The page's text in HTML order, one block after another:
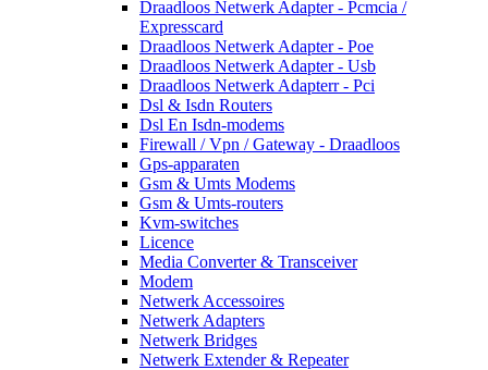
Draadloos Netwerk Adapter - Pcmcia /
Expresscard
Draadloos Netwerk Adapter - Poe
Draadloos Netwerk Adapter - Usb
Draadloos Netwerk Adapterr - Pci
Dsl & Isdn Routers
Dsl En Isdn-modems
Firewall / Vpn / Gateway - Draadloos
Gps-apparaten
Gsm & Umts Modems
Gsm & Umts-routers
Kvm-switches
Licence
Media Converter & Transceiver
Modem
Netwerk Accessoires
Netwerk Adapters
Netwerk Bridges
Netwerk Extender & Repeater